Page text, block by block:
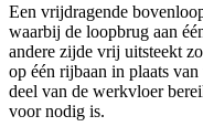
Een vrijdragende
waarbij de loopbrug aan
andere zijde vrij uitsteekt
op één rijbaan in plaats
deel van de werkvloer
voor nodig is.